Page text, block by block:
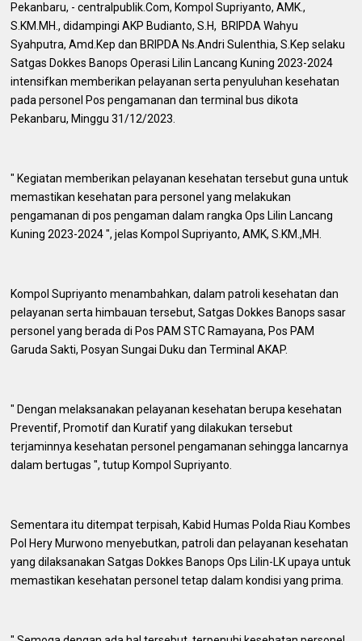
Pekanbaru, - centralpublik.Com, Kompol Supriyanto, AMK.,
S.KM.MH., didampingi AKP Budianto, S.H, BRIPDA Wahyu
Syahputra, Amd.Kep dan BRIPDA Ns.Andri Sulenthia, S.Kep selaku
Satgas Dokkes Banops Operasi Lilin Lancang Kuning 2023-2024
intensifkan memberikan pelayanan serta penyuluhan kesehatan
pada personel Pos pengamanan dan terminal bus dikota
Pekanbaru, Minggu 31/12/2023.
" Kegiatan memberikan pelayanan kesehatan tersebut guna untuk
memastikan kesehatan para personel yang melakukan
pengamanan di pos pengaman dalam rangka Ops Lilin Lancang
Kuning 2023-2024 ", jelas Kompol Supriyanto, AMK, S.KM.,MH.
Kompol Supriyanto menambahkan, dalam patroli kesehatan dan
pelayanan serta himbauan tersebut, Satgas Dokkes Banops sasar
personel yang berada di Pos PAM STC Ramayana, Pos PAM
Garuda Sakti, Posyan Sungai Duku dan Terminal AKAP.
" Dengan melaksanakan pelayanan kesehatan berupa kesehatan
Preventif, Promotif dan Kuratif yang dilakukan tersebut
terjaminnya kesehatan personel pengamanan sehingga lancarnya
dalam bertugas ", tutup Kompol Supriyanto.
Sementara itu ditempat terpisah, Kabid Humas Polda Riau Kombes
Pol Hery Murwono menyebutkan, patroli dan pelayanan kesehatan
yang dilaksanakan Satgas Dokkes Banops Ops Lilin-LK upaya untuk
memastikan kesehatan personel tetap dalam kondisi yang prima.